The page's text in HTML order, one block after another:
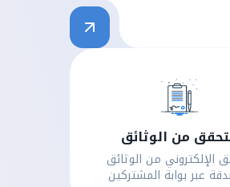
من الوثائق
الإلكتروني من الوثائق
عبر بوابة المشتركين